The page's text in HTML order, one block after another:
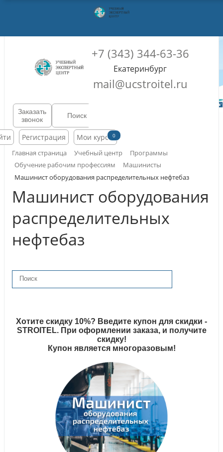
+7 (343) 344-63-36
Екатеринбург
mail@ucstroitel.ru
Заказать
звонок
Регистрация Мои курсы0
Главная страница Учебный центр
Программы
Обучение рабочим профессиям
Машинисты
Машинист оборудования распределительных нефтебаз
Машинист оборудования
распределительных
нефтебаз
Хотите скидку 10%? Введите купон для скидки -
STROITEL. При оформлении заказа, и получите
скидку!
Купон является многоразовым!